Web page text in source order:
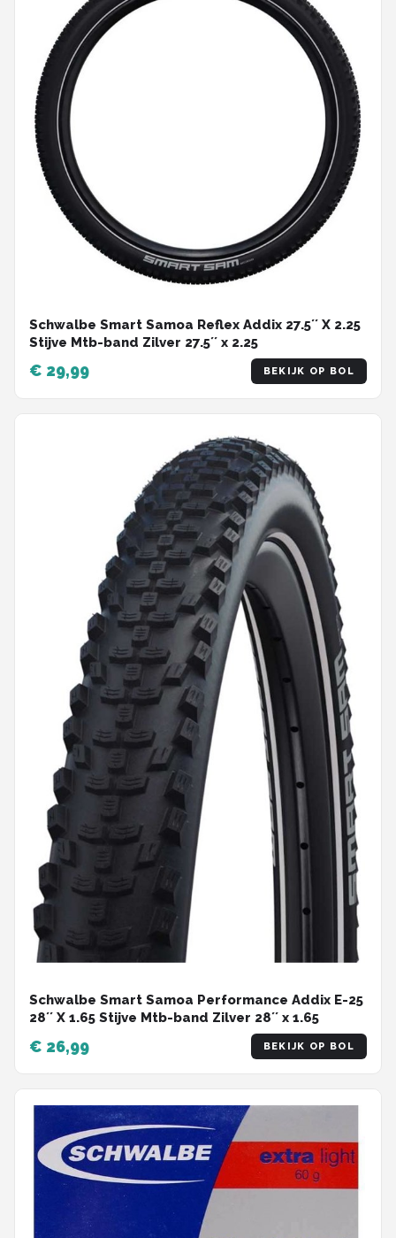
Schwalbe Smart Samoa Reflex Addix 27.5´´ X 2.25
Stijve Mtb-band Zilver 27.5´´ x 2.25
€ 29,99 BEKIJK OP BOL
Schwalbe Smart Samoa Performance Addix E-25
28´´ X 1.65 Stijve Mtb-band Zilver 28´´ x 1.65
€ 26,99 BEKIJK OP BOL